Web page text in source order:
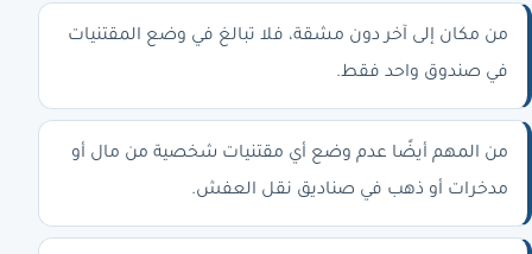
من مكان إلى آخر دون مشقة، فلا تبالغ في وضع المقتنيات
في صندوق واحد فقط.
من المهم أيضًا عدم وضع أي مقتنيات شخصية من مال أو
مدخرات أو ذهب في صناديق نقل العفش.